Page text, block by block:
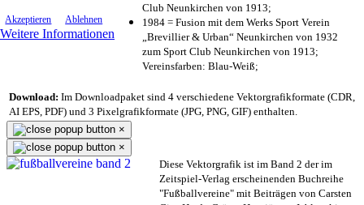
Akzeptieren Ablehnen
Weitere Informationen
Club Neunkirchen von 1913;
1984 = Fusion mit dem Werks Sport Verein
„Brevillier & Urban“ Neunkirchen von 1932
zum Sport Club Neunkirchen von 1913;
Vereinsfarben: Blau-Weiß;
Download: Im Downloadpaket sind 4 verschiedene Vektorgrafikformate (CDR,
AI EPS, PDF) und 3 Pixelgrafikformate (JPG, PNG, GIF) enthalten.
×
×
Diese Vektorgrafik ist im Band 2 der im
Zeitspiel-Verlag erscheinenden Buchreihe
"Fußballvereine" mit Beiträgen von Carsten